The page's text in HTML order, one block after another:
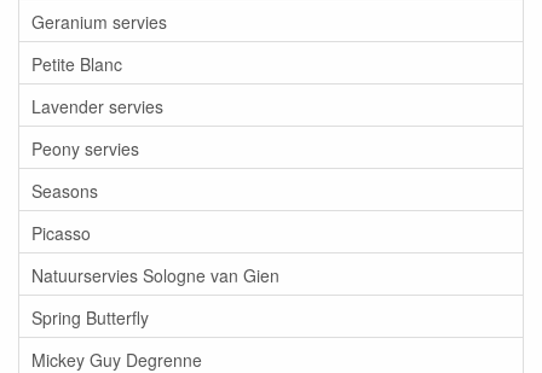
Geranium servies
Petite Blanc
Lavender servies
Peony servies
Seasons
Picasso
Natuurservies Sologne van Gien
Spring Butterfly
Mickey Guy Degrenne